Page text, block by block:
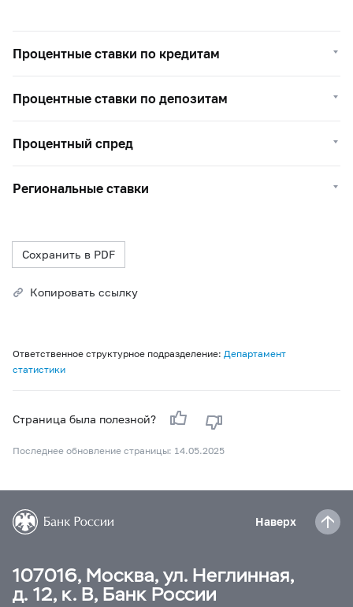
Процентные ставки по кредитам
Процентные ставки по депозитам
Процентный спред
Региональные ставки
Сохранить в PDF
Копировать ссылку
Ответственное структурное подразделение: Департамент
статистики
Страница была полезной?
Последнее обновление страницы: 14.05.2025
Наверх
107016, Москва, ул. Неглинная,
д. 12, к. В, Банк России